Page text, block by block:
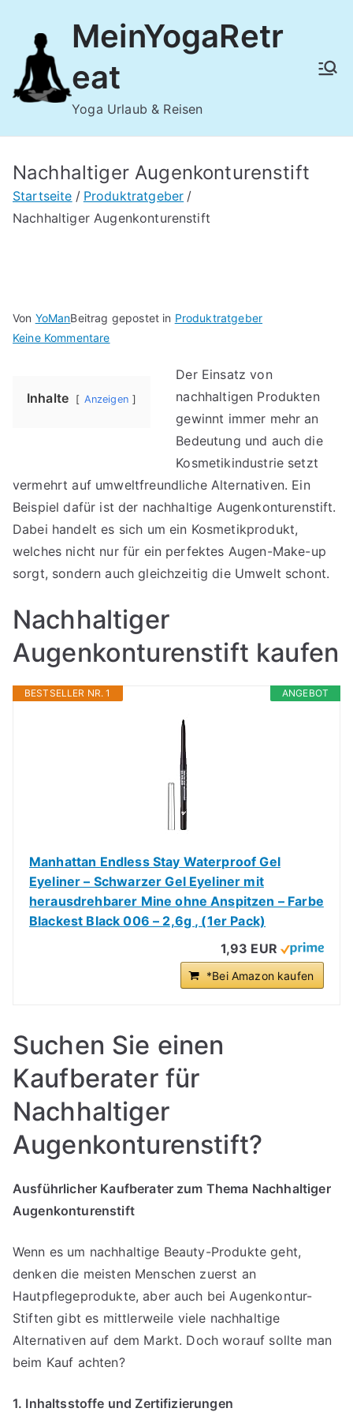
springen
MeinYogaRetr
eat
Yoga Urlaub & Reisen
Nachhaltiger Augenkonturenstift
Startseite
Produktratgeber
Nachhaltiger Augenkonturenstift
Von YoManBeitrag gepostet in Produktratgeber
Keine Kommentarefür
Augenkonturenstift
Inhalte Anzeigen
Der Einsatz von
nachhaltigen Produkten
gewinnt immer mehr an
Bedeutung und auch die
Kosmetikindustrie setzt
vermehrt auf umweltfreundliche Alternativen. Ein
Beispiel dafür ist der nachhaltige Augenkonturenstift.
Dabei handelt es sich um ein Kosmetikprodukt,
welches nicht nur für ein perfektes Augen-Make-up
sorgt, sondern auch gleichzeitig die Umwelt schont.
Nachhaltiger
Augenkonturenstift kaufen
ANGEBOT
BESTSELLER NR. 1
Manhattan Endless Stay Waterproof Gel
Eyeliner – Schwarzer Gel Eyeliner mit
herausdrehbarer Mine ohne Anspitzen – Farbe
Blackest Black 006 – 2,6g , (1er Pack)
1,93 EUR
*Bei Amazon kaufen
Suchen Sie einen
Kaufberater für
Nachhaltiger
Augenkonturenstift?
Ausführlicher Kaufberater zum Thema Nachhaltiger
Augenkonturenstift
Wenn es um nachhaltige Beauty-Produkte geht,
denken die meisten Menschen zuerst an
Hautpflegeprodukte, aber auch bei Augenkontur-
Stiften gibt es mittlerweile viele nachhaltige
Alternativen auf dem Markt. Doch worauf sollte man
beim Kauf achten?
1. Inhaltsstoffe und Zertifizierungen